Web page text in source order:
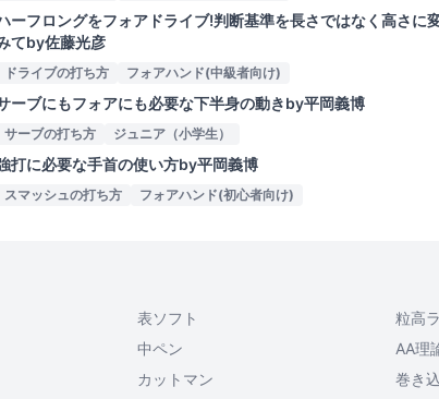
ーフロングをフォアドライブ!判断基準を長さではなく高さに
てby佐藤光彦
ドライブの打ち方 フォアハンド(中級者向け)
ーブにもフォアにも必要な下半身の動きby平岡義博
サーブの打ち方 ジュニア（小学生）
打に必要な手首の使い方by平岡義博
スマッシュの打ち方 フォアハンド(初心者向け)
表ソフト
粒高
中ペン
AA理
カットマン
巻き